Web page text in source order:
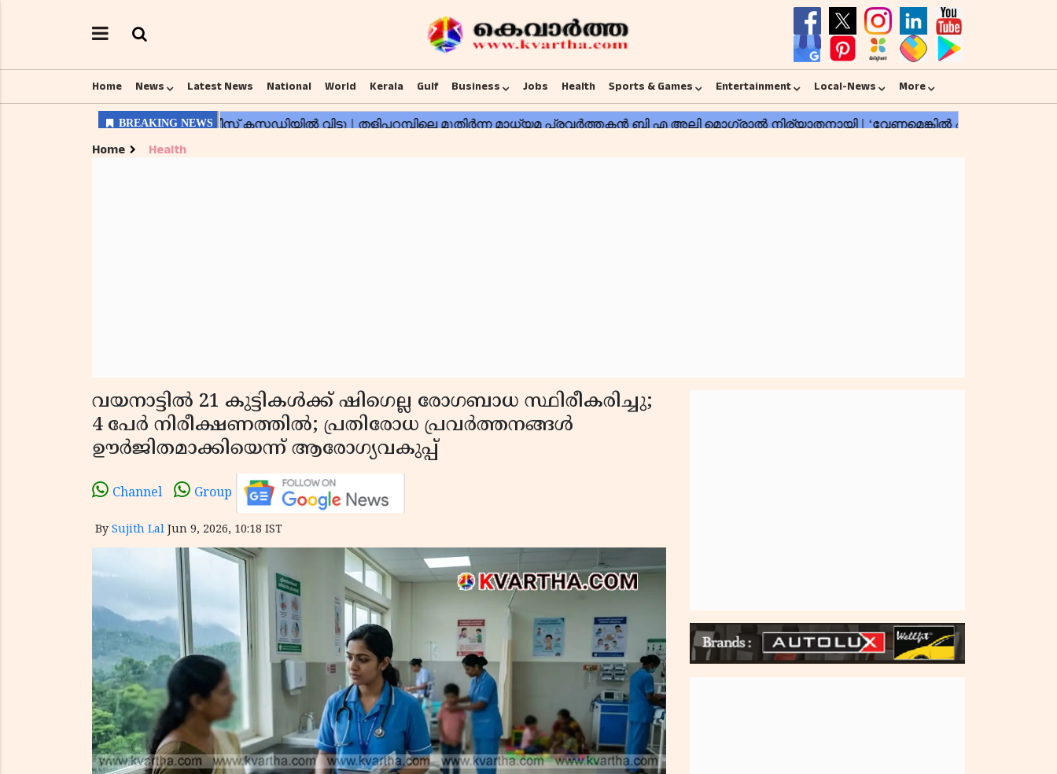
Home News Latest News National World Kerala Gulf Business Jobs Health Sports & Games Entertainment Local-News More
Home Health
വയനാട്ടിൽ 21 കുട്ടികൾക്ക് ഷിഗെല്ല രോഗബാധ സ്ഥിരീകരിച്ചു;
4 പേർ നിരീക്ഷണത്തിൽ; പ്രതിരോധ പ്രവർത്തനങ്ങൾ
ഊർജിതമാക്കിയെന്ന് ആരോഗ്യവകുപ്പ്
Channel Group
By Sujith Lal Jun 9, 2026, 10:18 IST